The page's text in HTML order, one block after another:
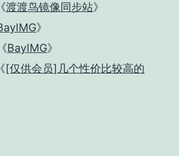
渡渡鸟镜像同步站》
》
BayIMG》
[仅供会员]几个性价比较高的